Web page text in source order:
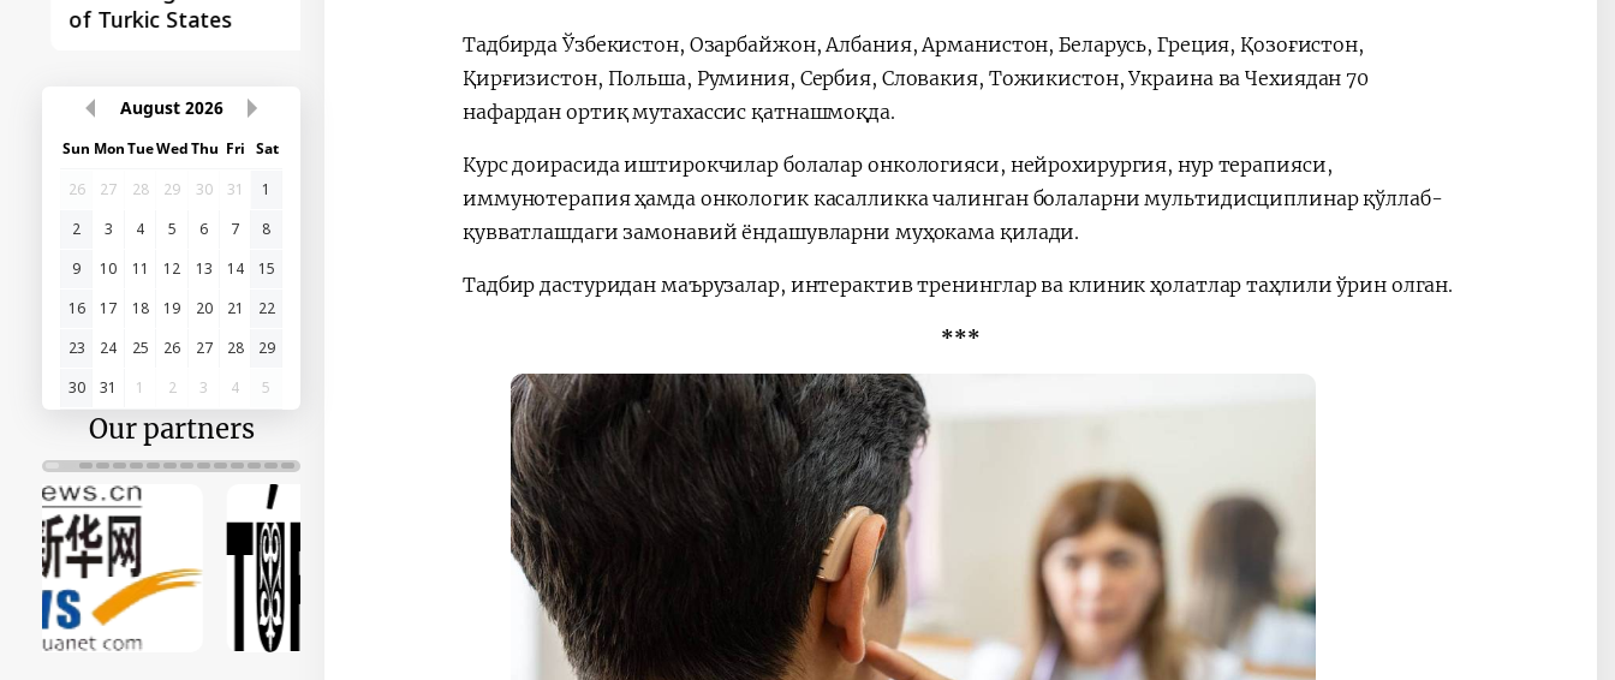
of Turkic States
August 2026
Sun MonTueWedThu Fri Sat
26
27 28 29 30 31
1
2
3 4 5 6 7
8
9
10 11 12 13 14
15
16
17 18 19 20 21
22
23
24 25 26 27 28
29
30
31 1 2 3 4 5
Our partners
Тадбирда Ўзбекистон, Озарбайжон, Албания, Арманистон, Беларусь, Греция, Қозоғистон,
Қирғизистон, Польша, Руминия, Сербия, Словакия, Тожикистон, Украина ва Чехиядан 70
нафардан ортиқ мутахассис қатнашмоқда.
Курс доирасида иштирокчилар болалар онкологияси, нейрохирургия, нур терапияси,
иммунотерапия ҳамда онкологик касалликка чалинган болаларни мультидисциплинар қўллаб-
қувватлашдаги замонавий ёндашувларни муҳокама қилади.
Тадбир дастуридан маърузалар, интерактив тренинглар ва клиник ҳолатлар таҳлили ўрин олган.
***